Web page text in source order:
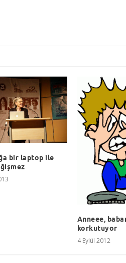
bir laptop ile
Anneee,
korkutuyor
4 Eylül 2012